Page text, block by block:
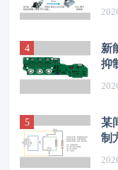
新
抑
某
制